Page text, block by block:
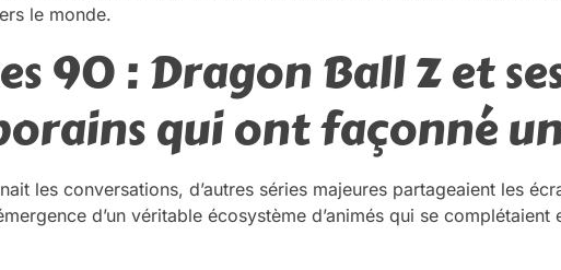
le monde.
90 : Dragon Ball Z et
qui ont façonné
les conversations, d’autres séries majeures partageaient les
d’un véritable écosystème d’animés qui se complétaient